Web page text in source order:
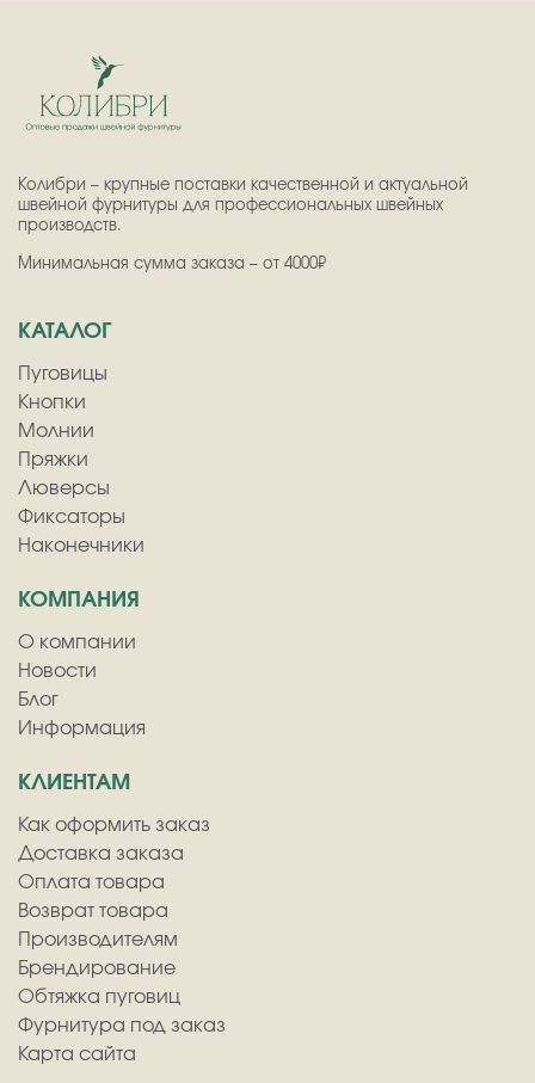
Колибри – крупные поставки качественной и актуальной
швейной фурнитуры для профессиональных швейных
производств.
Минимальная сумма заказа – от 4000₽
КАТАЛОГ
Пуговицы
Кнопки
Молнии
Пряжки
Люверсы
Фиксаторы
Наконечники
КОМПАНИЯ
О компании
Новости
Блог
Информация
КЛИЕНТАМ
Как оформить заказ
Доставка заказа
Оплата товара
Возврат товара
Производителям
Брендирование
Обтяжка пуговиц
Фурнитура под заказ
Карта сайта